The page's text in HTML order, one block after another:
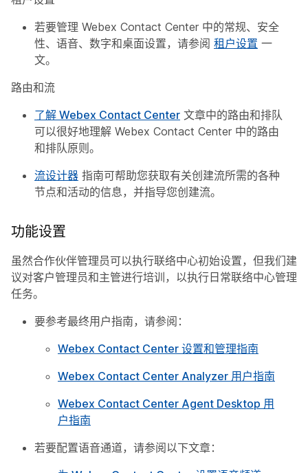
若要管理 Webex Contact Center 中的常规、安全
性、语音、数字和桌面设置，请参阅 租户设置 一
文。
路由和流
了解 Webex Contact Center 文章中的路由和排队
可以很好地理解 Webex Contact Center 中的路由
和排队原则。
流设计器 指南可帮助您获取有关创建流所需的各种
节点和活动的信息，并指导您创建流。
功能设置
虽然合作伙伴管理员可以执行联络中心初始设置，但我们建
议对客户管理员和主管进行培训，以执行日常联络中心管理
任务。
要参考最终用户指南，请参阅：
Webex Contact Center 设置和管理指南
Webex Contact Center Analyzer 用户指南
Webex Contact Center Agent Desktop 用
户指南
若要配置语音通道，请参阅以下文章：